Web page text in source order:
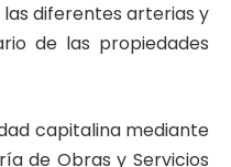
diferentes arterias y
de las propiedades
capitalina mediante
de Obras y Servicios